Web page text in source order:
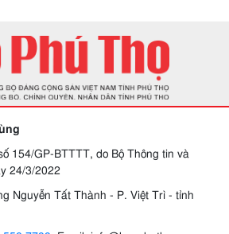
154/GP-BTTTT, do Bộ Thông tin và
24/3/2022
Nguyễn Tất Thành - P. Việt Trì - tỉnh